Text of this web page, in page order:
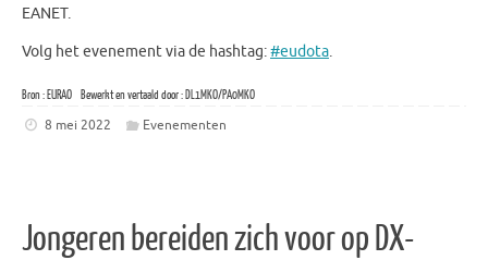
EANET.
Volg het evenement via de hashtag:#eudota.
Bron : EURAO Bewerkt en vertaald door : DL1MKO/PA0MKO
8 mei 2022 Evenementen
Jongeren bereiden zich voor op DX-